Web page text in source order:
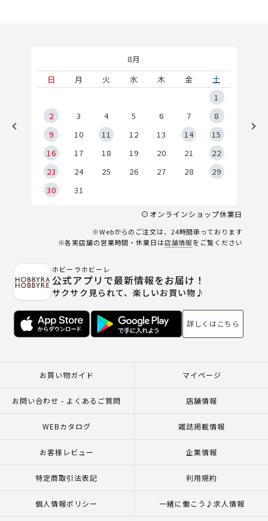
8月
日
月 火 水 木 金
土
1
2
3 4 5 6 7
8
9
10 11 12 13 14
15
16
17 18 19 20 21
22
23
24 25 26 27 28
29
30
31
オンラインショップ休業日
※Webからのご注文は、24時間承っております
※各実店舗の営業時間・休業日は店舗情報をご覧ください
ホビーラホビーレ
公式アプリで最新情報をお届け！
サクサク見られて、楽しいお買い物♪
詳しくはこちら
お買い物ガイド マイページ
お問い合わせ - よくあるご質問 店舗情報
WEBカタログ 雑誌掲載情報
お客様レビュー 企業情報
特定商取引法表記 利用規約
個人情報ポリシー 一緒に働こう♪求人情報